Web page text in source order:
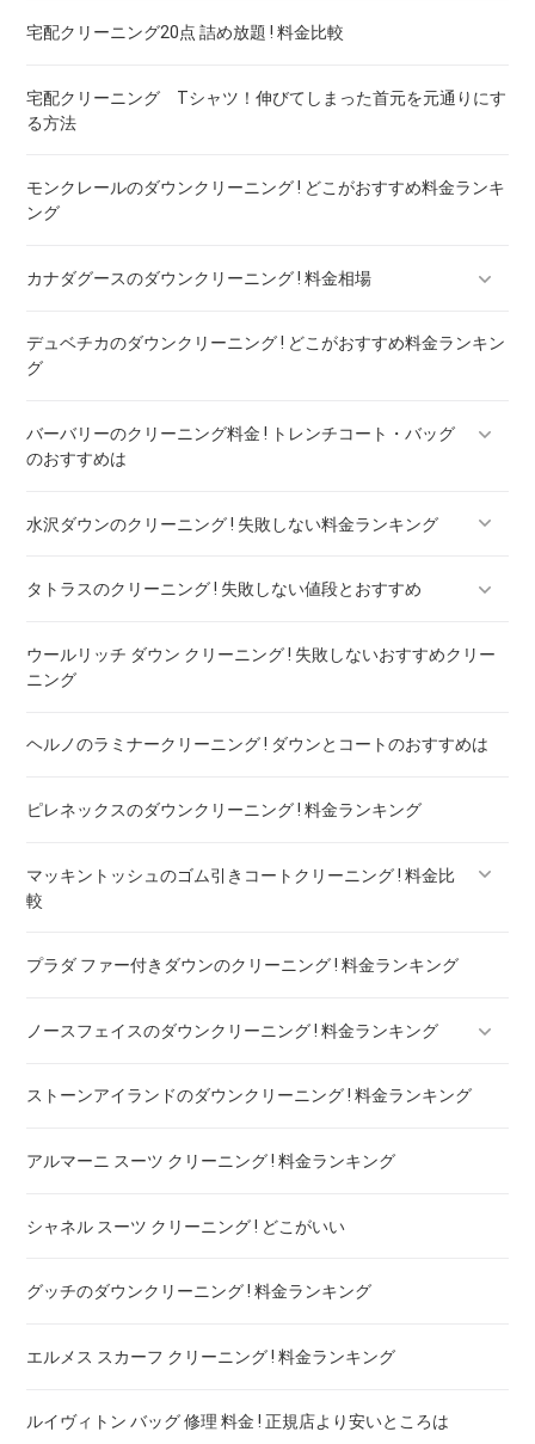
宅配クリーニング20点 詰め放題 ! 料金比較
宅配クリーニング Tシャツ！伸びてしまった首元を元通りにす
る方法
モンクレールのダウンクリーニング ! どこがおすすめ料金ランキ
ング
カナダグースのダウンクリーニング ! 料金相場
カナダグースのダウンのリペア ! 料金ランキング
デュベチカのダウンクリーニング ! どこがおすすめ料金ランキン
グ
バーバリーのクリーニング料金 ! トレンチコート・バッグ
のおすすめは
バーバリー ダウン クリーニング ! 料金ランキング
水沢ダウンのクリーニング ! 失敗しない料金ランキング
水沢ダウンのリペア ! 料金ランキング
タトラスのクリーニング ! 失敗しない値段とおすすめ
タトラスのダウンのリペア ! 料金ランキング
ウールリッチ ダウン クリーニング ! 失敗しないおすすめクリー
ニング
ヘルノのラミナークリーニング ! ダウンとコートのおすすめは
ピレネックスのダウンクリーニング ! 料金ランキング
マッキントッシュのゴム引きコートクリーニング ! 料金比
較
マッキントッシュフィロソフィー ボンディングコート クリー
プラダ ファー付きダウンのクリーニング ! 料金ランキング
ノースフェイスのダウンクリーニング ! 料金ランキング
ノースフェイスのダウンのリペア ! 料金ランキング
ストーンアイランドのダウンクリーニング ! 料金ランキング
アルマーニ スーツ クリーニング ! 料金ランキング
シャネル スーツ クリーニング ! どこがいい
グッチのダウンクリーニング ! 料金ランキング
エルメス スカーフ クリーニング ! 料金ランキング
ルイヴィトン バッグ 修理 料金 ! 正規店より安いところは